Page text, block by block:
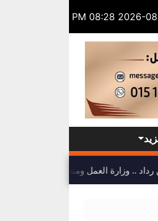
2026-08-06
.. وزارة العمل ومنظمة العمل